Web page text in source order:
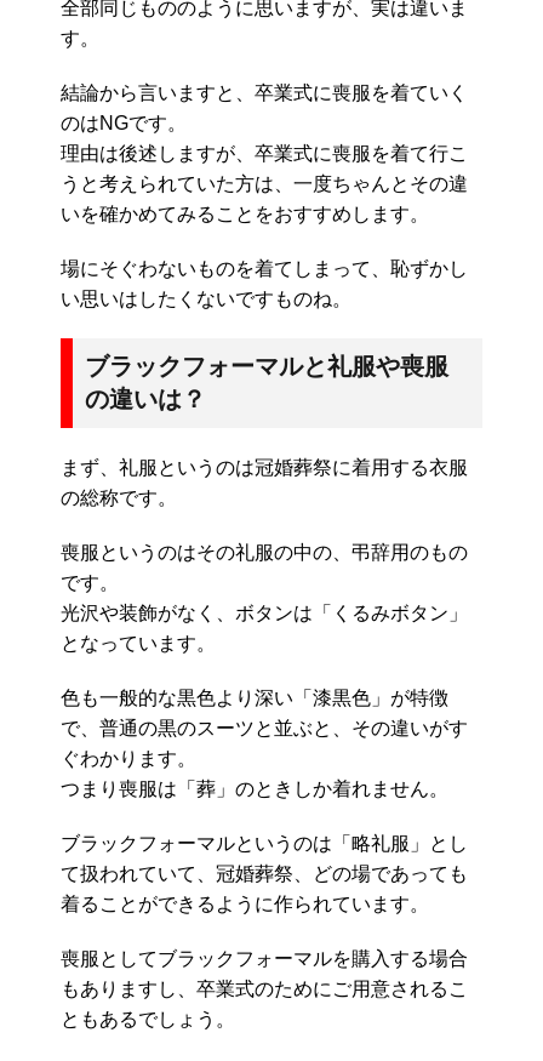
全部同じもののように思いますが、実は違いま
す。
結論から言いますと、卒業式に喪服を着ていく
のはNGです。
理由は後述しますが、卒業式に喪服を着て行こ
うと考えられていた方は、一度ちゃんとその違
いを確かめてみることをおすすめします。
場にそぐわないものを着てしまって、恥ずかし
い思いはしたくないですものね。
ブラックフォーマルと礼服や喪服
の違いは？
まず、礼服というのは冠婚葬祭に着用する衣服
の総称です。
喪服というのはその礼服の中の、弔辞用のもの
です。
光沢や装飾がなく、ボタンは「くるみボタン」
となっています。
色も一般的な黒色より深い「漆黒色」が特徴
で、普通の黒のスーツと並ぶと、その違いがす
ぐわかります。
つまり喪服は「葬」のときしか着れません。
ブラックフォーマルというのは「略礼服」とし
て扱われていて、冠婚葬祭、どの場であっても
着ることができるように作られています。
喪服としてブラックフォーマルを購入する場合
もありますし、卒業式のためにご用意されるこ
ともあるでしょう。